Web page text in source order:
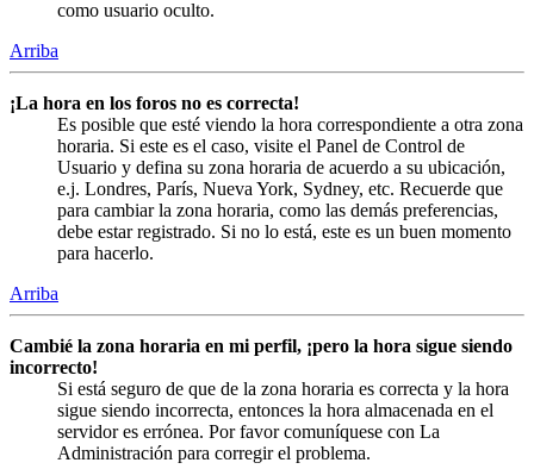
como usuario oculto.
Arriba
¡La hora en los foros no es correcta!
Es posible que esté viendo la hora correspondiente a otra zona
horaria. Si este es el caso, visite el Panel de Control de
Usuario y defina su zona horaria de acuerdo a su ubicación,
e.j. Londres, París, Nueva York, Sydney, etc. Recuerde que
para cambiar la zona horaria, como las demás preferencias,
debe estar registrado. Si no lo está, este es un buen momento
para hacerlo.
Arriba
Cambié la zona horaria en mi perfil, ¡pero la hora sigue siendo
incorrecto!
Si está seguro de que de la zona horaria es correcta y la hora
sigue siendo incorrecta, entonces la hora almacenada en el
servidor es errónea. Por favor comuníquese con La
Administración para corregir el problema.